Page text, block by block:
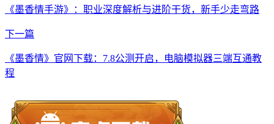
《墨香情手游》：职业深度解析与进阶干货，新手少走弯路
下一篇
《墨香情》官网下载：7.8公测开启，电脑模拟器三端互通教
程